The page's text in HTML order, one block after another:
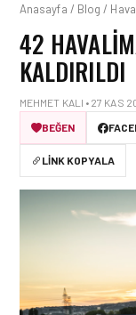
Anasayfa / Blog /
42
KALDIRILDI
MEHMET KALI • 27 KAS
BEĞEN
LINK KOPYALA